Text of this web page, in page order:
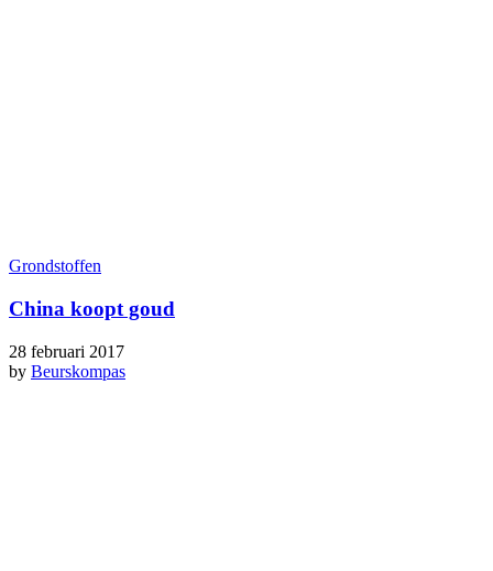
Grondstoffen
China koopt goud
28 februari 2017
by Beurskompas